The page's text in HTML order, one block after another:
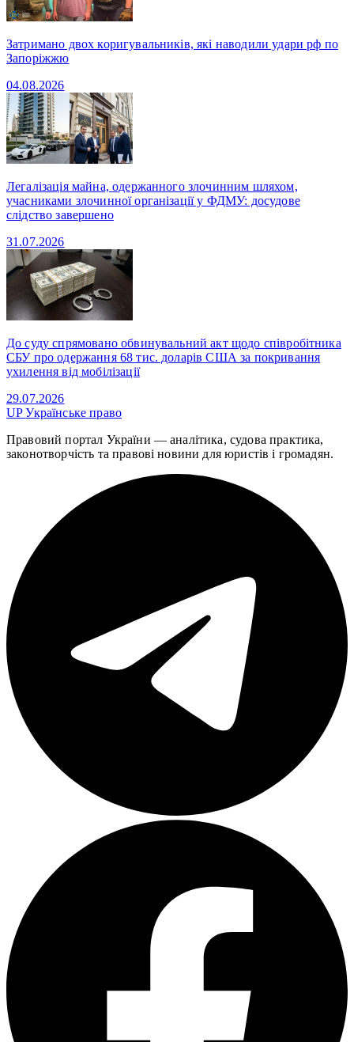
Затримано двох коригувальників, які наводили удари рф по
Запоріжжю
04.08.2026
Легалізація майна, одержанного злочинним шляхом,
учасниками злочинної організації у ФДМУ: досудове
слідство завершено
31.07.2026
До суду спрямовано обвинувальний акт щодо співробітника
СБУ про одержання 68 тис. доларів США за покривання
ухилення від мобілізації
29.07.2026
UPУкраїнське право
Правовий портал України — аналітика, судова практика,
законотворчість та правові новини для юристів і громадян.